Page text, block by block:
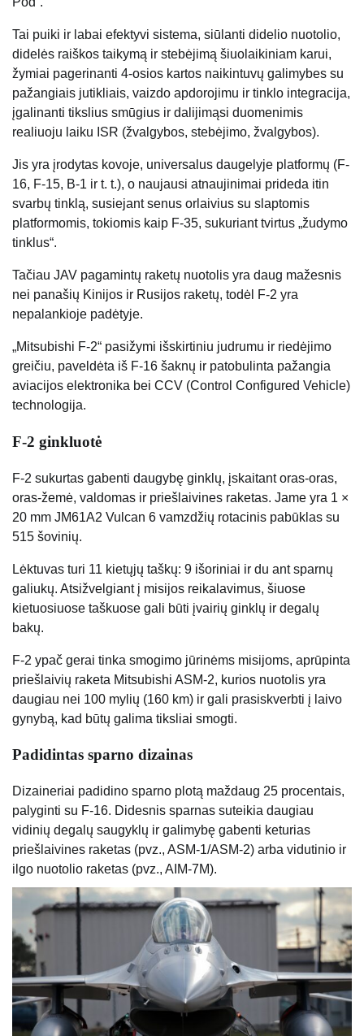
Tai puiki ir labai efektyvi sistema, siūlanti didelio nuotolio,
didelės raiškos taikymą ir stebėjimą šiuolaikiniam karui,
žymiai pagerinanti 4-osios kartos naikintuvų galimybes su
pažangiais jutikliais, vaizdo apdorojimu ir tinklo integracija,
įgalinanti tikslius smūgius ir dalijimąsi duomenimis
realiuoju laiku ISR (žvalgybos, stebėjimo, žvalgybos).
Jis yra įrodytas kovoje, universalus daugelyje platformų (F-
16, F-15, B-1 ir t. t.), o naujausi atnaujinimai prideda itin
svarbų tinklą, susiejant senus orlaivius su slaptomis
platformomis, tokiomis kaip F-35, sukuriant tvirtus „žudymo
tinklus“.
Tačiau JAV pagamintų raketų nuotolis yra daug mažesnis
nei panašių Kinijos ir Rusijos raketų, todėl F-2 yra
nepalankioje padėtyje.
„Mitsubishi F-2“ pasižymi išskirtiniu judrumu ir riedėjimo
greičiu, paveldėta iš F-16 šaknų ir patobulinta pažangia
aviacijos elektronika bei CCV (Control Configured Vehicle)
technologija.
F-2 ginkluotė
F-2 sukurtas gabenti daugybę ginklų, įskaitant oras-oras,
oras-žemė, valdomas ir priešlaivines raketas. Jame yra 1 ×
20 mm JM61A2 Vulcan 6 vamzdžių rotacinis pabūklas su
515 šovinių.
Lėktuvas turi 11 kietųjų taškų: 9 išoriniai ir du ant sparnų
galiukų. Atsižvelgiant į misijos reikalavimus, šiuose
kietuosiuose taškuose gali būti įvairių ginklų ir degalų
bakų.
F-2 ypač gerai tinka smogimo jūrinėms misijoms, aprūpinta
priešlaivių raketa Mitsubishi ASM-2, kurios nuotolis yra
daugiau nei 100 mylių (160 km) ir gali prasiskverbti į laivo
gynybą, kad būtų galima tiksliai smogti.
Padidintas sparno dizainas
Dizaineriai padidino sparno plotą maždaug 25 procentais,
palyginti su F-16. Didesnis sparnas suteikia daugiau
vidinių degalų saugyklų ir galimybę gabenti keturias
priešlaivines raketas (pvz., ASM-1/ASM-2) arba vidutinio ir
ilgo nuotolio raketas (pvz., AIM-7M).